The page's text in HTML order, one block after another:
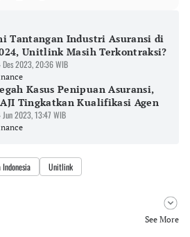
Tantangan Industri Asuransi di
Unitlink Masih Terkontraksi?
Des 2023, 20:36 WIB
Kasus Penipuan Asuransi,
Tingkatkan Kualifikasi Agen
Jun 2023, 13:47 WIB
Indonesia Unitlink
See More